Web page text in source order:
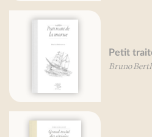
Petit traité de la morue
Bruno Bertheuil